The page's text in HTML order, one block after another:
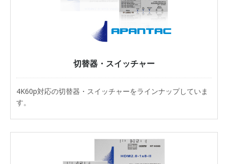
切替器・スイッチャー
4K60p対応の切替器・スイッチャーをラインナップしていま
す。